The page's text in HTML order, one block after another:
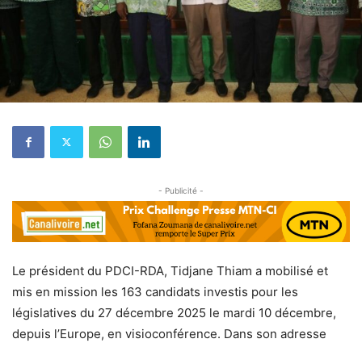
- Publicité -
Le président du PDCI-RDA, Tidjane Thiam a mobilisé et
mis en mission les 163 candidats investis pour les
législatives du 27 décembre 2025 le mardi 10 décembre,
depuis l’Europe, en visioconférence. Dans son adresse